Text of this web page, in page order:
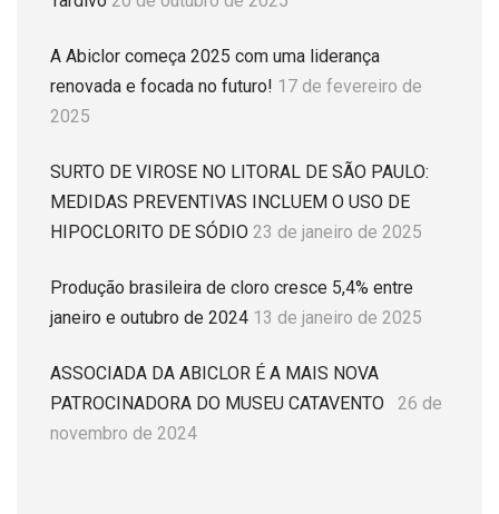
A Abiclor começa 2025 com uma liderança
renovada e focada no futuro! 17 de fevereiro de
2025
SURTO DE VIROSE NO LITORAL DE SÃO PAULO:
MEDIDAS PREVENTIVAS INCLUEM O USO DE
HIPOCLORITO DE SÓDIO 23 de janeiro de 2025
Produção brasileira de cloro cresce 5,4% entre
janeiro e outubro de 2024 13 de janeiro de 2025
ASSOCIADA DA ABICLOR É A MAIS NOVA
PATROCINADORA DO MUSEU CATAVENTO
26 de
novembro de 2024